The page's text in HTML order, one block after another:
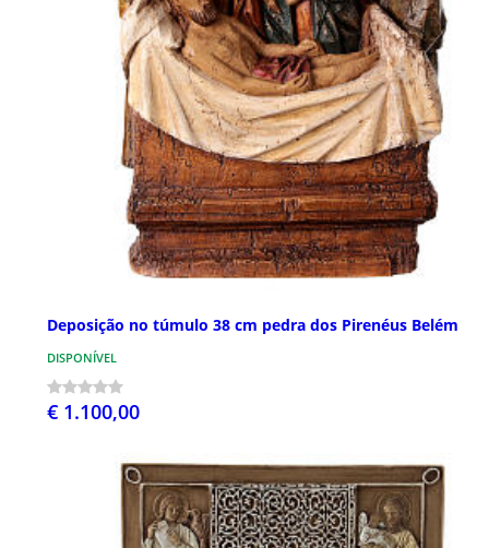
Deposição no túmulo 38 cm pedra dos Pirenéus Belém
DISPONÍVEL
€ 1.100,00